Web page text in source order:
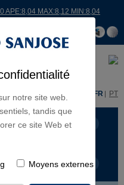
notre site web.
tandis que
ce site Web et
Moyens externes
APE:8,04 MAX:8,12 MIN:8,04
ES FR PT
CONTINENTS
NOM DU PROJET